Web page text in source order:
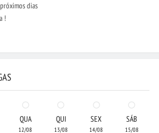
dias
!
QUA
12/08
QUI
13/08
SEX
14/08
SÁB
15/08